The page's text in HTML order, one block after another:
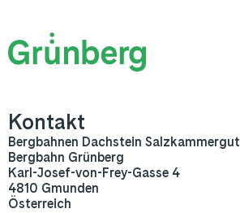
Kontakt
Bergbahnen Dachstein Salzkammergut
Bergbahn Grünberg
Karl-Josef-von-Frey-Gasse 4
4810 Gmunden
Österreich